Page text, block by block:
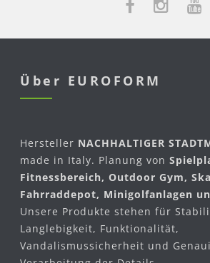
Über EUROFORM
Hersteller NACHHALTIGER
made in Italy. Planung von
Fitnessbereich, Outdoor Gym,
Fahrraddepot, Minigolfanlagen
Unsere Produkte stehen für
Langlebigkeit, Funktionalität,
Vandalismussicherheit und